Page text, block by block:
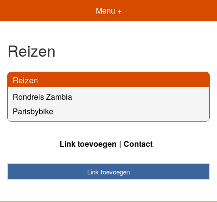
Menu +
Reizen
Reizen
Rondreis Zambia
Parisbybike
Link toevoegen Contact
Link toevoegen